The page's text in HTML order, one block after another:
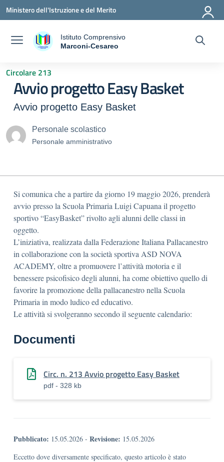
Ministero dell'Istruzione e del Merito
Istituto Comprensivo
Marconi-Cesareo
Circolare 213
Avvio progetto Easy Basket
Avvio progetto Easy Basket
Personale scolastico
Personale amministrativo
Si comunica che a partire da giorno 19 maggio 2026, prenderà
avvio presso la Scuola Primaria Luigi Capuana il progetto
sportivo “EasyBasket” rivolto agli alunni delle classi in
oggetto.
L’iniziativa, realizzata dalla Federazione Italiana Pallacanestro
in collaborazione con la società sportiva ASD NOVA
ACADEMY, oltre a promuovere l’attività motoria e il
benessere psicofisico degli alunni, ha come obiettivo quello di
favorire la promozione della pallacanestro nella Scuola
Primaria in modo ludico ed educativo.
Le attività si svolgeranno secondo il seguente calendario:
Documenti
Circ. n. 213 Avvio progetto Easy Basket
pdf - 328 kb
Pubblicato: 15.05.2026 - Revisione: 15.05.2026
Eccetto dove diversamente specificato, questo articolo è stato